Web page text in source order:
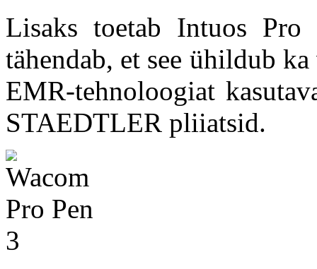
Lisaks toetab Intuos
tähendab, et see ühildub
EMR-tehnoloogiat
STAEDTLER pliiatsid.